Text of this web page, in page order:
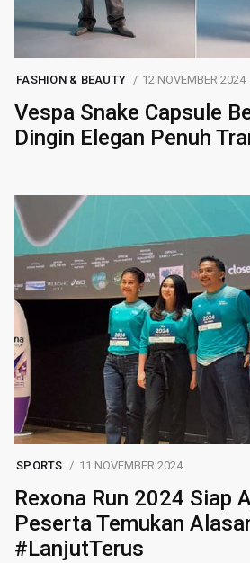
FASHION & BEAUTY 12 NOVEMBER 2024
Vespa Snake Capsule
Dingin Elegan Penuh
SPORTS 11 NOVEMBER 2024
Rexona Run 2024 Siap
Peserta Temukan
#LanjutTerus